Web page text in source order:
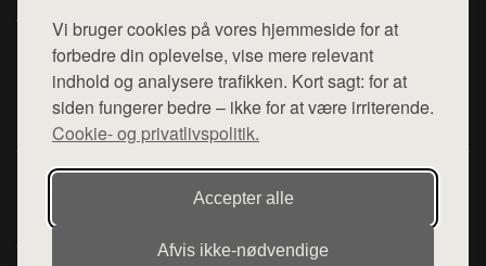
Vi bruger cookies på vores hjemmeside for at
forbedre din oplevelse, vise mere relevant
indhold og analysere trafikken. Kort sagt: for at
siden fungerer bedre – ikke for at være irriterende.
Cookie- og privatlivspolitik.
Accepter alle
Afvis ikke‑nødvendige
Top Rabatter
Kontakt
Mail: hej@want.dk
Cookie- og privatlivspolitik
Denne side er en del af want.dk, der udgiver en række
hjemmesider med præsentation af forskellige produkter fra
diverse webshops. Der sælges ikke varer fra denne side - vi